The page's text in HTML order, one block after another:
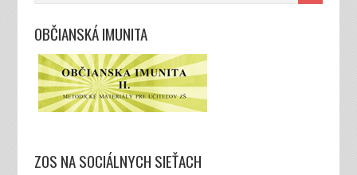
OBČIANSKÁ IMUNITA
ZOS NA SOCIÁLNYCH SIEŤACH